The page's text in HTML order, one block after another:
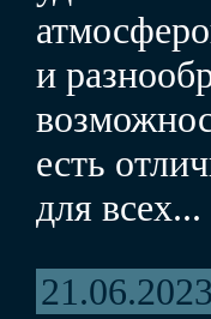
и
есть
для всех...
21.06.2023